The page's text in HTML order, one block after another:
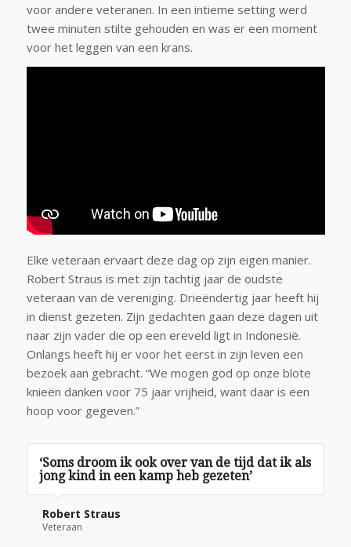
voor andere veteranen. In een intieme setting werd
twee minuten stilte gehouden en was er een moment
voor het leggen van een krans.
Elke veteraan ervaart deze dag op zijn eigen manier.
Robert Straus is met zijn tachtig jaar de oudste
veteraan van de vereniging. Drieëndertig jaar heeft hij
in dienst gezeten. Zijn gedachten gaan deze dagen uit
naar zijn vader die op een ereveld ligt in Indonesië.
Onlangs heeft hij er voor het eerst in zijn leven een
bezoek aan gebracht. “We mogen god op onze blote
knieën danken voor 75 jaar vrijheid, want daar is een
hoop voor gegeven.”
‘Soms droom ik ook over van de tijd dat ik als
jong kind in een kamp heb gezeten’
Robert Straus
Veteraan